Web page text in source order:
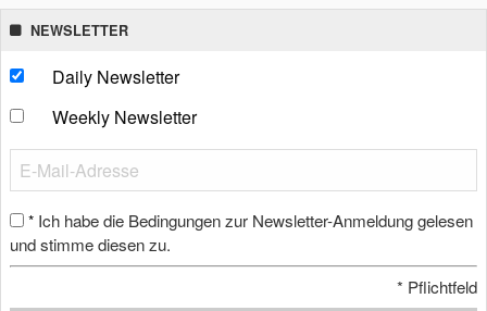
NEWSLETTER
Daily Newsletter
Weekly Newsletter
* Ich habe die Bedingungen zur Newsletter-Anmeldung gelesen
und stimme diesen zu.
* Pflichtfeld